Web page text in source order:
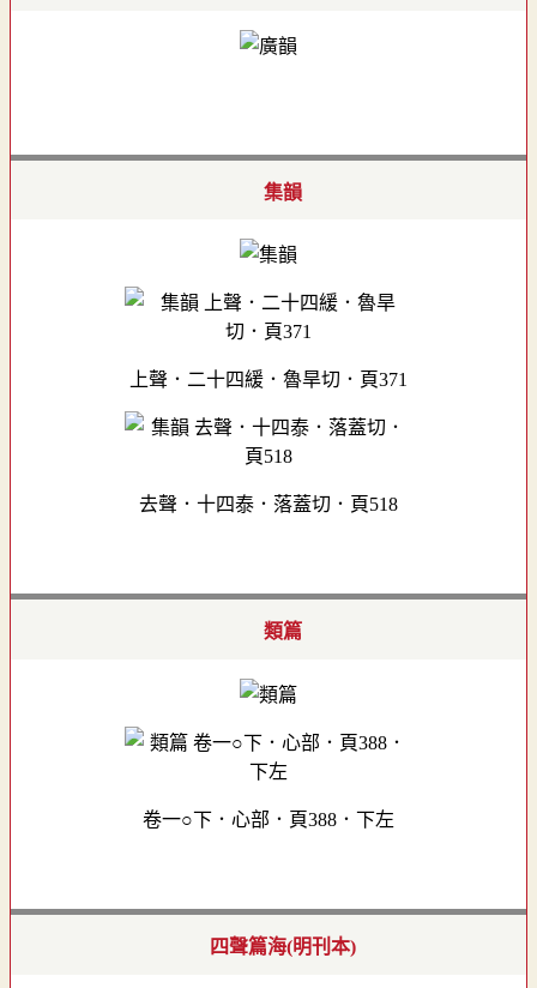
集韻
上聲．二十四緩．魯旱切．頁371
去聲．十四泰．落蓋切．頁518
類篇
卷一○下．心部．頁388．下左
四聲篇海(明刊本)